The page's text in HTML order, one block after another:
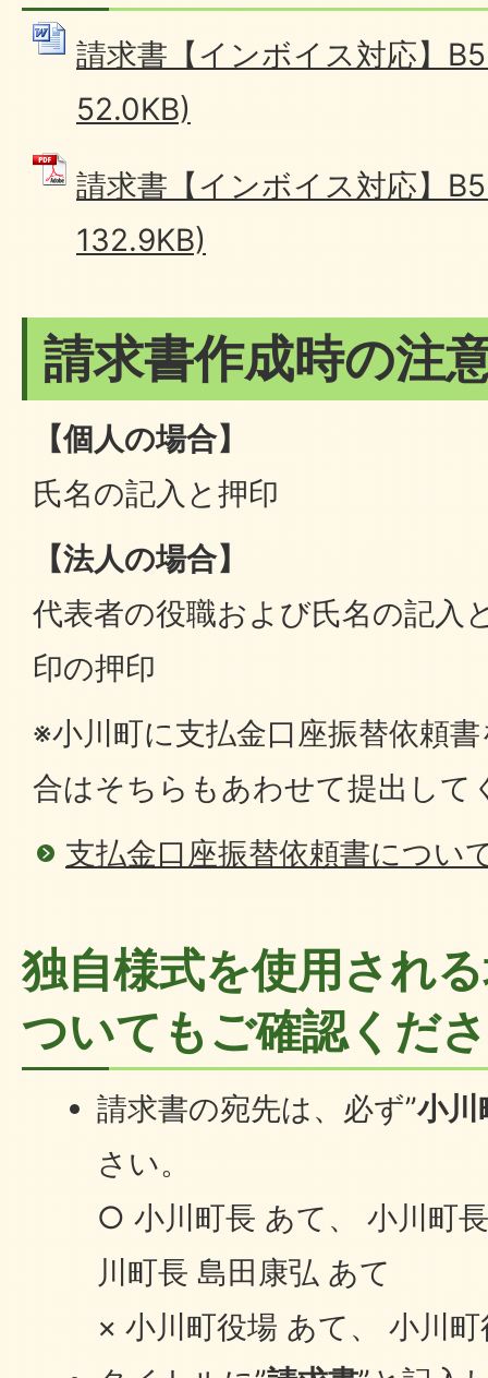
請求書【インボイス対応】
52.0KB)
請求書【インボイス対応】
132.9KB)
請求書作成時の注
【個人の場合】
氏名の記入と押印
【法人の場合】
代表者の役職および氏名の記入
印の押印
※小川町に支払金口座振替依頼
合はそちらもあわせて提出して
支払金口座振替依頼書につい
独自様式を使用され
ついてもご確認くだ
請求書の宛先は、必ず”小川
さい。
○ 小川町長 あて、 小川町
川町長 島田康弘 あて
× 小川町役場 あて、 小川